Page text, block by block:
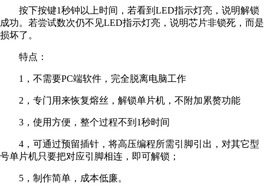
按下按键1秒钟以上时间，若看到LED指示灯亮，说明解锁
成功。若尝试数次仍不见LED指示灯亮，说明芯片非锁死，而是
损坏了。
特点：
1，不需要PC端软件，完全脱离电脑工作
2，专门用来恢复熔丝，解锁单片机，不附加累赘功能
3，使用方便，整个过程不到1秒时间
4，可通过预留插针，将高压编程所需引脚引出，对其它型
号单片机只要把对应引脚相连，即可解锁；
5，制作简单，成本低廉。